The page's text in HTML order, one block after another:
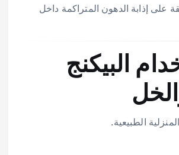
على إذابة الدهون المتراكمة داخل
البيكنج
الطبيعية.